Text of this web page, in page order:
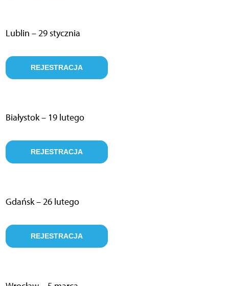
Lublin – 29 stycznia
REJESTRACJA
Białystok – 19 lutego
REJESTRACJA
Gdańsk – 26 lutego
REJESTRACJA